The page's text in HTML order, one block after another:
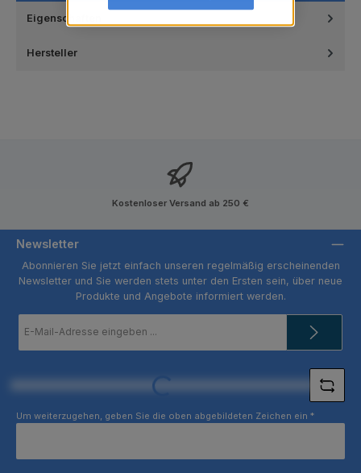
Eigenschaften
Hersteller
Kostenloser Versand ab 250 €
Newsletter
Abonnieren Sie jetzt einfach unseren regelmäßig erscheinenden
Newsletter und Sie werden stets unter den Ersten sein, über neue
Produkte und Angebote informiert werden.
Mail-
Loading...
Um weiterzugehen, geben Sie die oben abgebildeten Zeichen ein *